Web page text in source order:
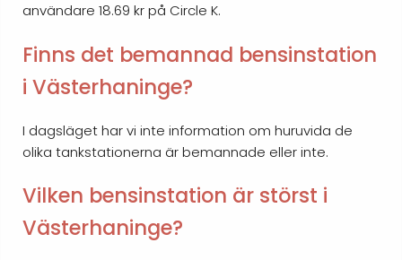
användare 18.69 kr på Circle K.
Finns det bemannad bensinstation
i Västerhaninge?
I dagsläget har vi inte information om huruvida de
olika tankstationerna är bemannade eller inte.
Vilken bensinstation är störst i
Västerhaninge?